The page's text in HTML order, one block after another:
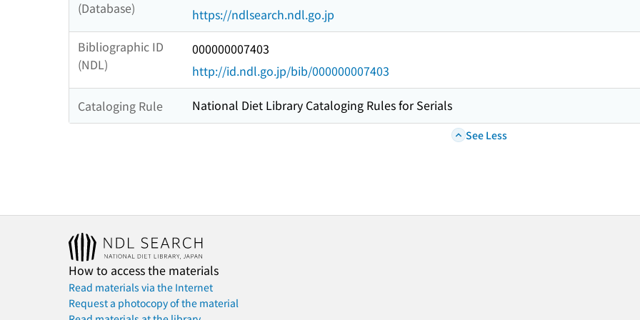
(Database)
https://ndlsearch.ndl.go.jp
Bibliographic ID
(NDL)
000000007403
http://id.ndl.go.jp/bib/000000007403
Cataloging Rule National Diet Library Cataloging Rules for Serials
See Less
How to access the materials
Read materials via the Internet
Request a photocopy of the material